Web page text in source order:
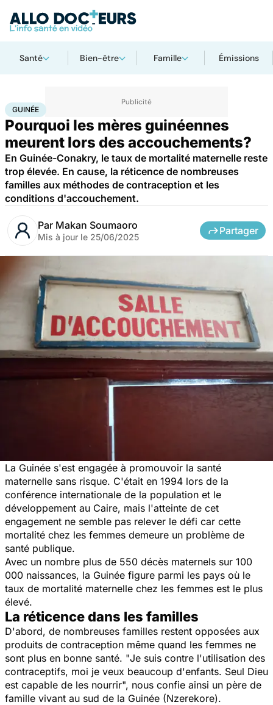
Santé Bien-être Famille Émissions
AccueilSanté Santé publiqueGuinée
GUINÉE
Pourquoi les mères guinéennes
meurent lors des accouchements?
En Guinée-Conakry, le taux de mortalité maternelle reste
trop élevée. En cause, la réticence de nombreuses
familles aux méthodes de contraception et les
conditions d'accouchement.
Par Makan Soumaoro
Mis à jour le 25/06/2025
Partager
La Guinée s'est engagée à promouvoir la santé
maternelle sans risque. C'était en 1994 lors de la
conférence internationale de la population et le
développement au Caire, mais l'atteinte de cet
engagement ne semble pas relever le défi car cette
mortalité chez les femmes demeure un problème de
santé publique.
Avec un nombre plus de 550 décès maternels sur 100
000 naissances, la Guinée figure parmi les pays où le
taux de mortalité maternelle chez les femmes est le plus
élevé.
La réticence dans les familles
D'abord, de nombreuses familles restent opposées aux
produits de contraception même quand les femmes ne
sont plus en bonne santé. "Je suis contre l'utilisation des
contraceptifs, moi je veux beaucoup d'enfants. Seul Dieu
est capable de les nourrir", nous confie ainsi un père de
famille vivant au sud de la Guinée (Nzerekore).